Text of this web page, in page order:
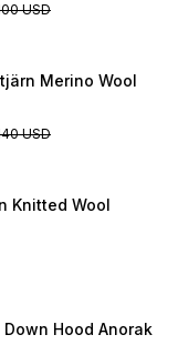
USD
Merino Wool
USD
Knitted Wool
Down Hood Anorak